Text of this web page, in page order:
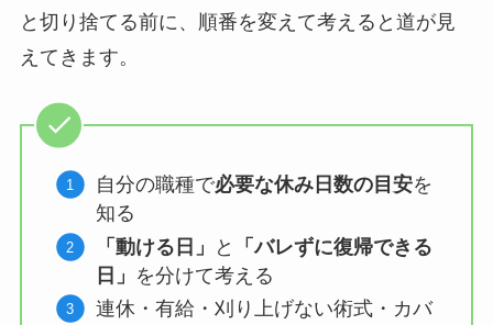
と切り捨てる前に、順番を変えて考えると道が見
えてきます。
自分の職種で必要な休み日数の目安を
知る
「動ける日」
と
「バレずに復帰できる
日」 を分けて考える
連休・有給・刈り上げない術式・カバ